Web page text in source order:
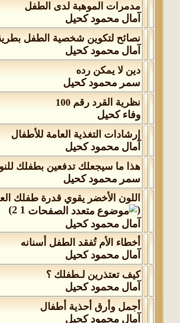
مدمرات الموهبة لدى الطفل
آمال محمود كحيل
نصائح لتكوين شخصية الطفل
آمال محمود كحيل
دين لا يمكن رده
سمر محمود كحيل
نظرية القرد رقم 100
وفاء كحيل
إرشادات التغذية العامة للأطفال
آمال محمود كحيل
هذا ما سيجعلك تدفعين بطفلك
سمر محمود كحيل
اللون الأخضر يقوي قدرة طفلك
(
1
2
)
آمال محمود كحيل
أخطاء الأم تُفقد الطفل أسنانه
آمال محمود كحيل
كيف تعتذرين لـطفلك ؟
آمال محمود كحيل
أجمل وأرق أحذية أطفال
آمال محمود كحيل